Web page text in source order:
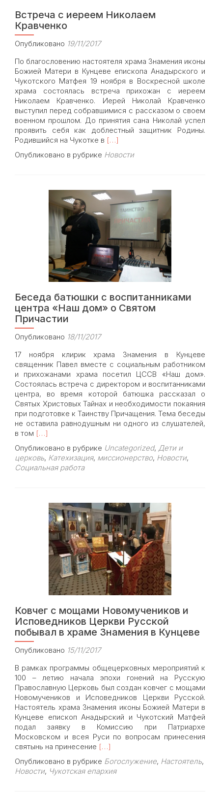
Встреча с иереем Николаем
Кравченко
Опубликовано 19/11/2017
По благословению настоятеля храма Знамения иконы
Божией Матери в Кунцеве епископа Анадырского и
Чукотского Матфея 19 ноября в Воскресной школе
храма состоялась встреча прихожан с иереем
Николаем Кравченко. Иерей Николай Кравченко
выступил перед собравшимися с рассказом о своем
военном прошлом. До принятия сана Николай успел
проявить себя как доблестный защитник Родины.
Родившийся на Чукотке в Read
about
иереем
Николаем
Кравченко
[…]
Опубликовано в рубрике Новости
Беседа батюшки с воспитанниками
центра «Наш дом» о Святом
Причастии
Опубликовано 18/11/2017
17 ноября клирик храма Знамения в Кунцеве
священник Павел вместе с социальным работником
и прихожанами храма посетил ЦССВ «Наш дом».
Состоялась встреча с директором и воспитанниками
центра, во время которой батюшка рассказал о
Святых Христовых Тайнах и необходимости покаяния
при подготовке к Таинству Причащения. Тема беседы
не оставила равнодушным ни одного из слушателей,
в том Read
about
Беседа
батюшки
центра
«Наш
дом»
Святом
Причастии
[…]
Опубликовано в рубрике Uncategorized, Дети и
церковь, Катехизация, миссионерство, Новости,
Социальная работа
Ковчег с мощами Новомучеников и
Исповедников Церкви Русской
побывал в храме Знамения в Кунцеве
Опубликовано 15/11/2017
В рамках программы общецерковных мероприятий к
100 – летию начала эпохи гонений на Русскую
Православную Церковь был создан ковчег с мощами
Новомучеников и Исповедников Церкви Русской.
Настоятель храма Знамения иконы Божией Матери в
Кунцеве епископ Анадырский и Чукотский Матфей
подал заявку в Комиссию при Патриархе
Московском и всея Руси по вопросам принесения
святынь на принесение Read
about
Ковчег
[…]
Опубликовано в рубрике Богослужение, Настоятель,
Новости, Чукотская епархия